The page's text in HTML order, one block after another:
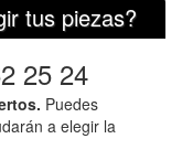
tus piezas?
25 24
Puedes
a elegir la